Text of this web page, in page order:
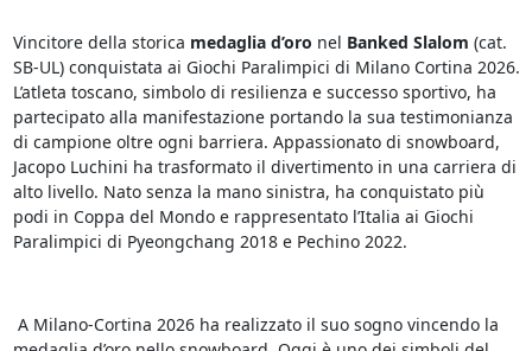
Vincitore della storica medaglia d’oro nel Banked Slalom (cat.
SB-UL) conquistata ai Giochi Paralimpici di Milano Cortina 2026.
L’atleta toscano, simbolo di resilienza e successo sportivo, ha
partecipato alla manifestazione portando la sua testimonianza
di campione oltre ogni barriera. Appassionato di snowboard,
Jacopo Luchini ha trasformato il divertimento in una carriera di
alto livello. Nato senza la mano sinistra, ha conquistato più
podi in Coppa del Mondo e rappresentato l’Italia ai Giochi
Paralimpici di Pyeongchang 2018 e Pechino 2022.
A Milano-Cortina 2026 ha realizzato il suo sogno vincendo la